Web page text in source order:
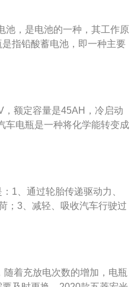
容器，可以保护汽车的用电
将一部分电能转变为化学能
池，是电池的一种，其工作原
指铅酸蓄电池，即一种主要
以五菱宏光s为例，其长宽高
载了1.2l自然吸气发动机，
额定容量是45AH，冷启动
车电瓶是一种将化学能转变成
宽高分别为4390mm、1660
，最大马力是76ps，最大功
动变速箱。
1、通过轮胎传递驱动力、
；3、减轻、吸收汽车行驶过
。以2020款五菱宏光v为
麦弗逊式独立悬架，后悬架
机，最大马力是76ps，最大
手动变速箱。
着充放电次数的增加，电瓶